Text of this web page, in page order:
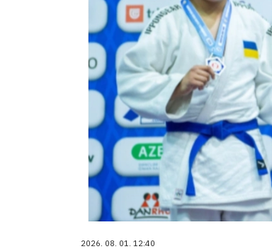
2026. 08. 01. 12:40